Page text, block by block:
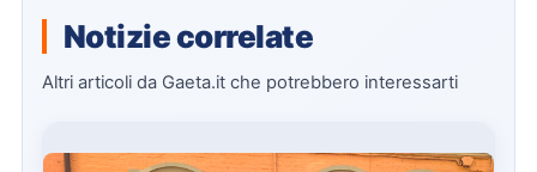
Notizie correlate
Altri articoli da Gaeta.it che potrebbero interessarti